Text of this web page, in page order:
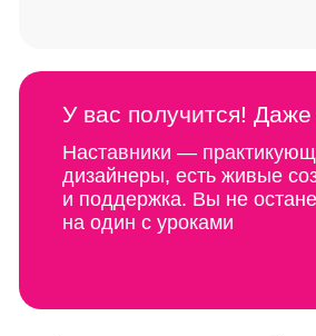
У вас получится! Даже
Наставники —
дизайнеры, есть живые
и поддержка. Вы не
на один с уроками